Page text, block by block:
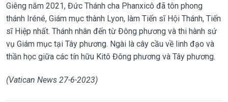
Giêng năm 2021, Đức Thánh cha Phanxicô đã tôn phong
thánh Iréné, Giám mục thành Lyon, làm Tiến sĩ Hội Thánh, Tiến
sĩ Hiệp nhất. Thánh nhân đến từ Đông phương và thi hành sứ
vụ Giám mục tại Tây phương. Ngài là cây cầu về linh đạo và
thần học giữa các tín hữu Kitô Đông phương và Tây phương.
(Vatican News 27-6-2023)